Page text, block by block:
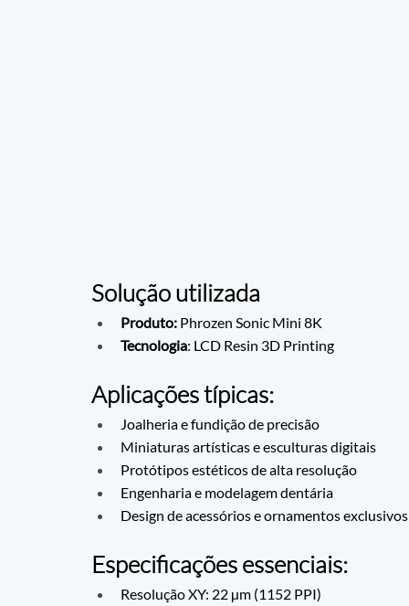
Solução utilizada
Produto: Phrozen Sonic Mini 8K
Tecnologia: LCD Resin 3D Printing
Aplicações típicas:
Joalheria e fundição de precisão
Miniaturas artísticas e esculturas digitais
Protótipos estéticos de alta resolução
Engenharia e modelagem dentária
Design de acessórios e ornamentos exclusivos
Especificações essenciais:
Resolução XY: 22 µm (1152 PPI)